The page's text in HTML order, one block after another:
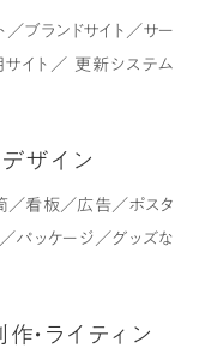
／ブランドサイト／サー
イト／ 更新システム
デザイ ン
／看板／広告／ポスタ
パッケージ／グッズな
作・ ラ イ ティ ン